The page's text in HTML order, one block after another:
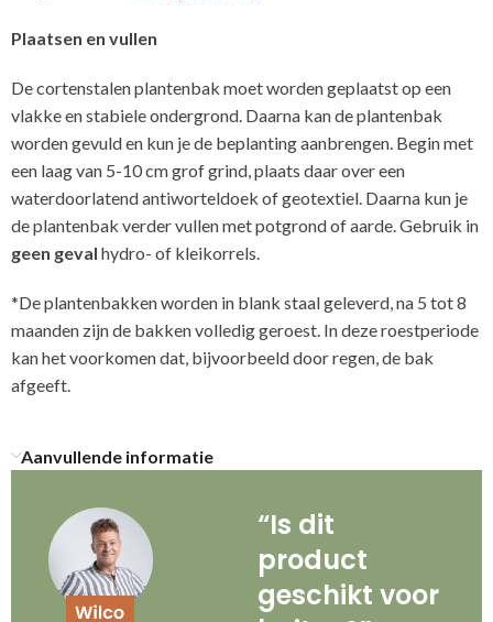
Plaatsen en vullen
De cortenstalen plantenbak moet worden geplaatst op een
vlakke en stabiele ondergrond. Daarna kan de plantenbak
worden gevuld en kun je de beplanting aanbrengen. Begin met
een laag van 5-10 cm grof grind, plaats daar over een
waterdoorlatend antiworteldoek of geotextiel. Daarna kun je
de plantenbak verder vullen met potgrond of aarde. Gebruik in
geen geval hydro- of kleikorrels.
*De plantenbakken worden in blank staal geleverd, na 5 tot 8
maanden zijn de bakken volledig geroest. In deze roestperiode
kan het voorkomen dat, bijvoorbeeld door regen, de bak
afgeeft.
Aanvullende informatie
“Is dit
product
geschikt voor